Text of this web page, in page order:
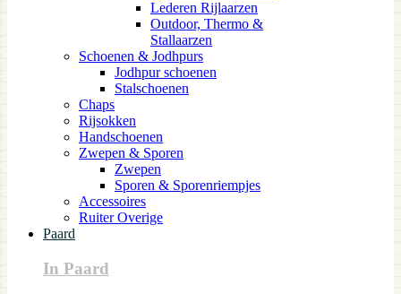
Lederen Rijlaarzen
Outdoor, Thermo &
Stallaarzen
Schoenen & Jodhpurs
Jodhpur schoenen
Stalschoenen
Chaps
Rijsokken
Handschoenen
Zwepen & Sporen
Zwepen
Sporen & Sporenriempjes
Accessoires
Ruiter Overige
Paard
In Paard